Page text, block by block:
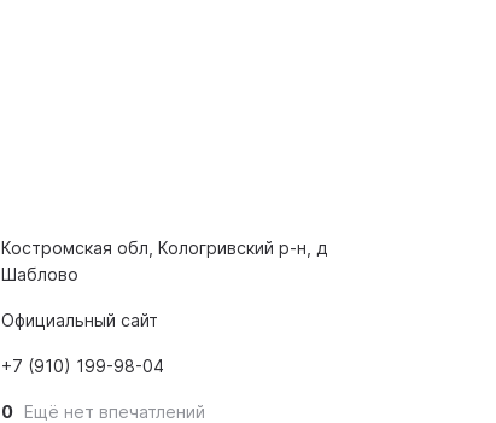
Костромская обл, Кологривский р-н, д
Шаблово
Официальный сайт
+7 (910) 199-98-04
0 Ещё нет впечатлений